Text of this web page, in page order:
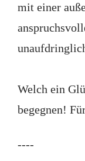
mit einer
Welch ein
begegnen!
----